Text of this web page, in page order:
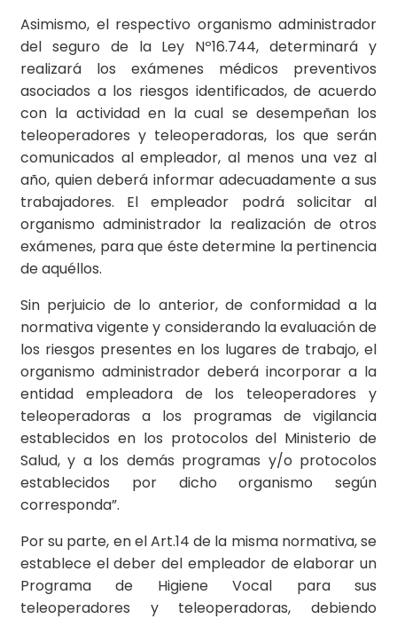
Asimismo, el respectivo organismo administrador
del seguro de la Ley Nº16.744, determinará y
realizará los exámenes médicos preventivos
asociados a los riesgos identificados, de acuerdo
con la actividad en la cual se desempeñan los
teleoperadores y teleoperadoras, los que serán
comunicados al empleador, al menos una vez al
año, quien deberá informar adecuadamente a sus
trabajadores. El empleador podrá solicitar al
organismo administrador la realización de otros
exámenes, para que éste determine la pertinencia
de aquéllos.
Sin perjuicio de lo anterior, de conformidad a la
normativa vigente y considerando la evaluación de
los riesgos presentes en los lugares de trabajo, el
organismo administrador deberá incorporar a la
entidad empleadora de los teleoperadores y
teleoperadoras a los programas de vigilancia
establecidos en los protocolos del Ministerio de
Salud, y a los demás programas y/o protocolos
establecidos por dicho organismo según
corresponda”.
Por su parte, en el Art.14 de la misma normativa, se
establece el deber del empleador de elaborar un
Programa de Higiene Vocal para sus
teleoperadores y teleoperadoras, debiendo